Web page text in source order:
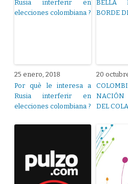
25 enero, 2018
Por què le interesa a
Rusia interferir en
elecciones colombiana ?
20
DEL